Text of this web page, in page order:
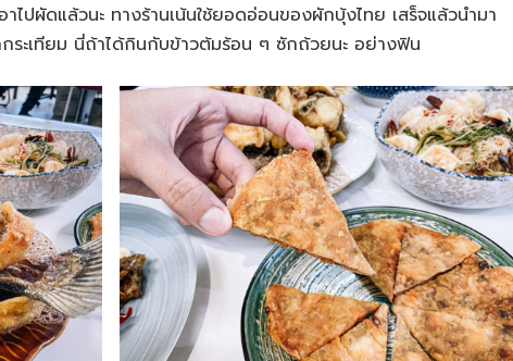
ปผัดแล้วนะ ทางร้านเน้นใช้ยอดอ่อนของผักบุ้งไทย เสร็จแล้วนำมา
ระเทียม นี่ถ้าได้กินกับข้าวต้มร้อน ๆ ซักถ้วยนะ อย่างฟิน